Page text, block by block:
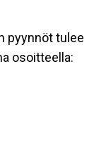
pyynnöt tulee
osoitteella: